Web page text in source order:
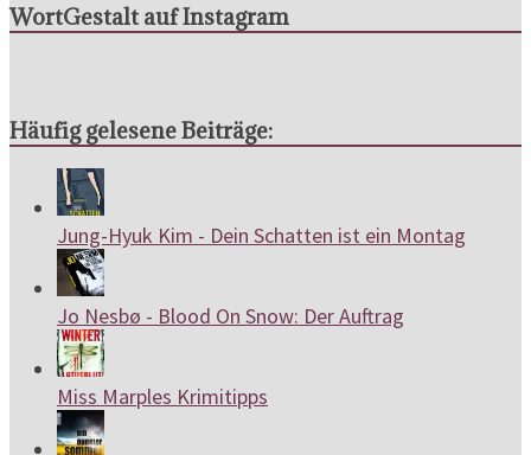
WortGestalt auf Instagram
Häufig gelesene Beiträge:
Jung-Hyuk Kim - Dein Schatten ist ein Montag
Jo Nesbø - Blood On Snow: Der Auftrag
Miss Marples Krimitipps